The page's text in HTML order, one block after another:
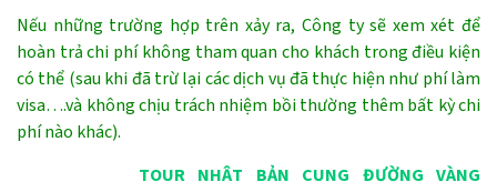
Nếu những trường hợp trên xảy ra, Công ty sẽ xem xét để
hoàn trả chi phí không tham quan cho khách trong điều kiện
có thể (sau khi đã trừ lại các dịch vụ đã thực hiện như phí làm
visa….và không chịu trách nhiệm bồi thường thêm bất kỳ chi
phí nào khác).
TOUR NHẬT BẢN CUNG ĐƯỜNG VÀNG